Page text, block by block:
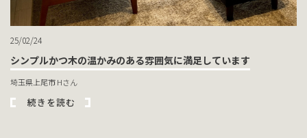
25/02/24
シンプルかつ木の温かみのある雰囲気に満足しています
埼玉県上尾市 Hさん
続きを読む